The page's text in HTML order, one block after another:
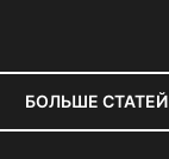
БОЛЬШЕ СТАТЕЙ